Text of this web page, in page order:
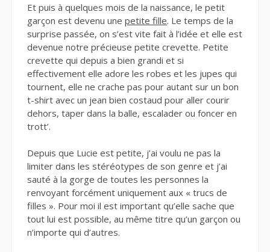
Et puis à quelques mois de la naissance, le petit
garçon est devenu une petite fille. Le temps de la
surprise passée, on s’est vite fait à l’idée et elle est
devenue notre précieuse petite crevette. Petite
crevette qui depuis a bien grandi et si
effectivement elle adore les robes et les jupes qui
tournent, elle ne crache pas pour autant sur un bon
t-shirt avec un jean bien costaud pour aller courir
dehors, taper dans la balle, escalader ou foncer en
trott’.
Depuis que Lucie est petite, j’ai voulu ne pas la
limiter dans les stéréotypes de son genre et j’ai
sauté à la gorge de toutes les personnes la
renvoyant forcément uniquement aux « trucs de
filles ». Pour moi il est important qu’elle sache que
tout lui est possible, au même titre qu’un garçon ou
n’importe qui d’autres.